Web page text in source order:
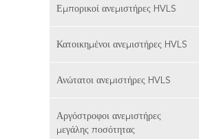
Εμπορικοί ανεμιστήρες HVLS
Κατοικημένοι ανεμιστήρες HVLS
Ανώτατοι ανεμιστήρες HVLS
Αργόστροφοι ανεμιστήρες
μεγάλης ποσότητας